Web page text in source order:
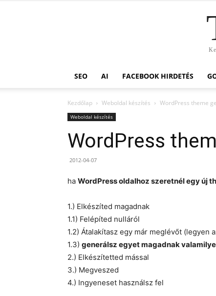
SEO AI FACEBOOK HIRDETÉS
Kezdőlap Weboldal készítés WordPress theme
Weboldal készítés
WordPress
2012-04-07
ha WordPress oldalhoz szeretnél egy új
1.) Elkészíted magadnak
1.1) Felépíted nulláról
1.2) Átalakítasz egy már meglévőt (legyen
1.3) generálsz egyet magadnak
2.) Elkészítetted mással
3.) Megveszed
4.) Ingyeneset használsz fel